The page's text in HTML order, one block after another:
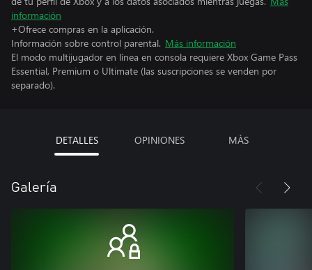
información
+Ofrece compras en la aplicación.
Información sobre control parental. Más información
El modo multijugador en línea en consola requiere Xbox Game Pass
Essential, Premium o Ultimate (las suscripciones se venden por
separado).
DETALLES OPINIONES MÁS
Galería